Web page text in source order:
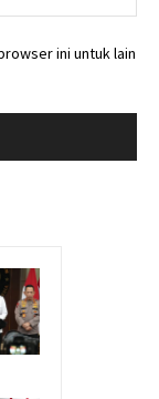
ini untuk lain